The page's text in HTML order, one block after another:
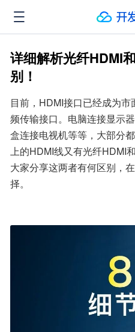
详细解析光纤HDMI
别！
目前，HDMI接口已经成为
频传输接口。电脑连接显示
盒连接电视机等等，大部分
上的HDMI线又有光纤HDMI
大家分享这两者有何区别，
择。